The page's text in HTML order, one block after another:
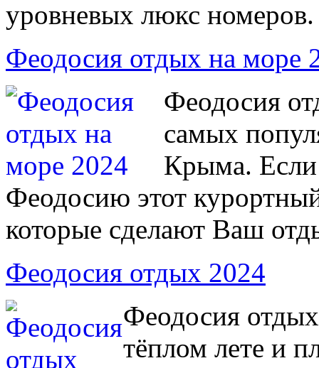
уровневых люкс номеров.
Феодосия отдых на море
Феодосия
самых
Крыма. Если
Феодосию этот
которые сделают Ваш
Феодосия отдых 2024
Феодосия
тёплом лете и